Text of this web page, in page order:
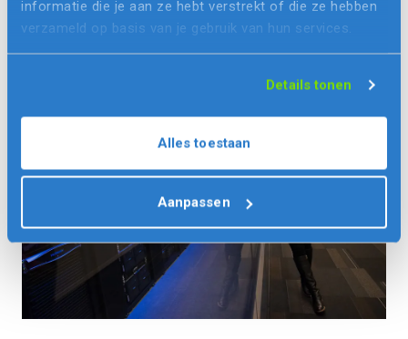
informatie die je aan ze hebt verstrekt of die ze hebben
verzameld op basis van je gebruik van hun services.
Details tonen
Alles toestaan
Aanpassen
iOS en Android